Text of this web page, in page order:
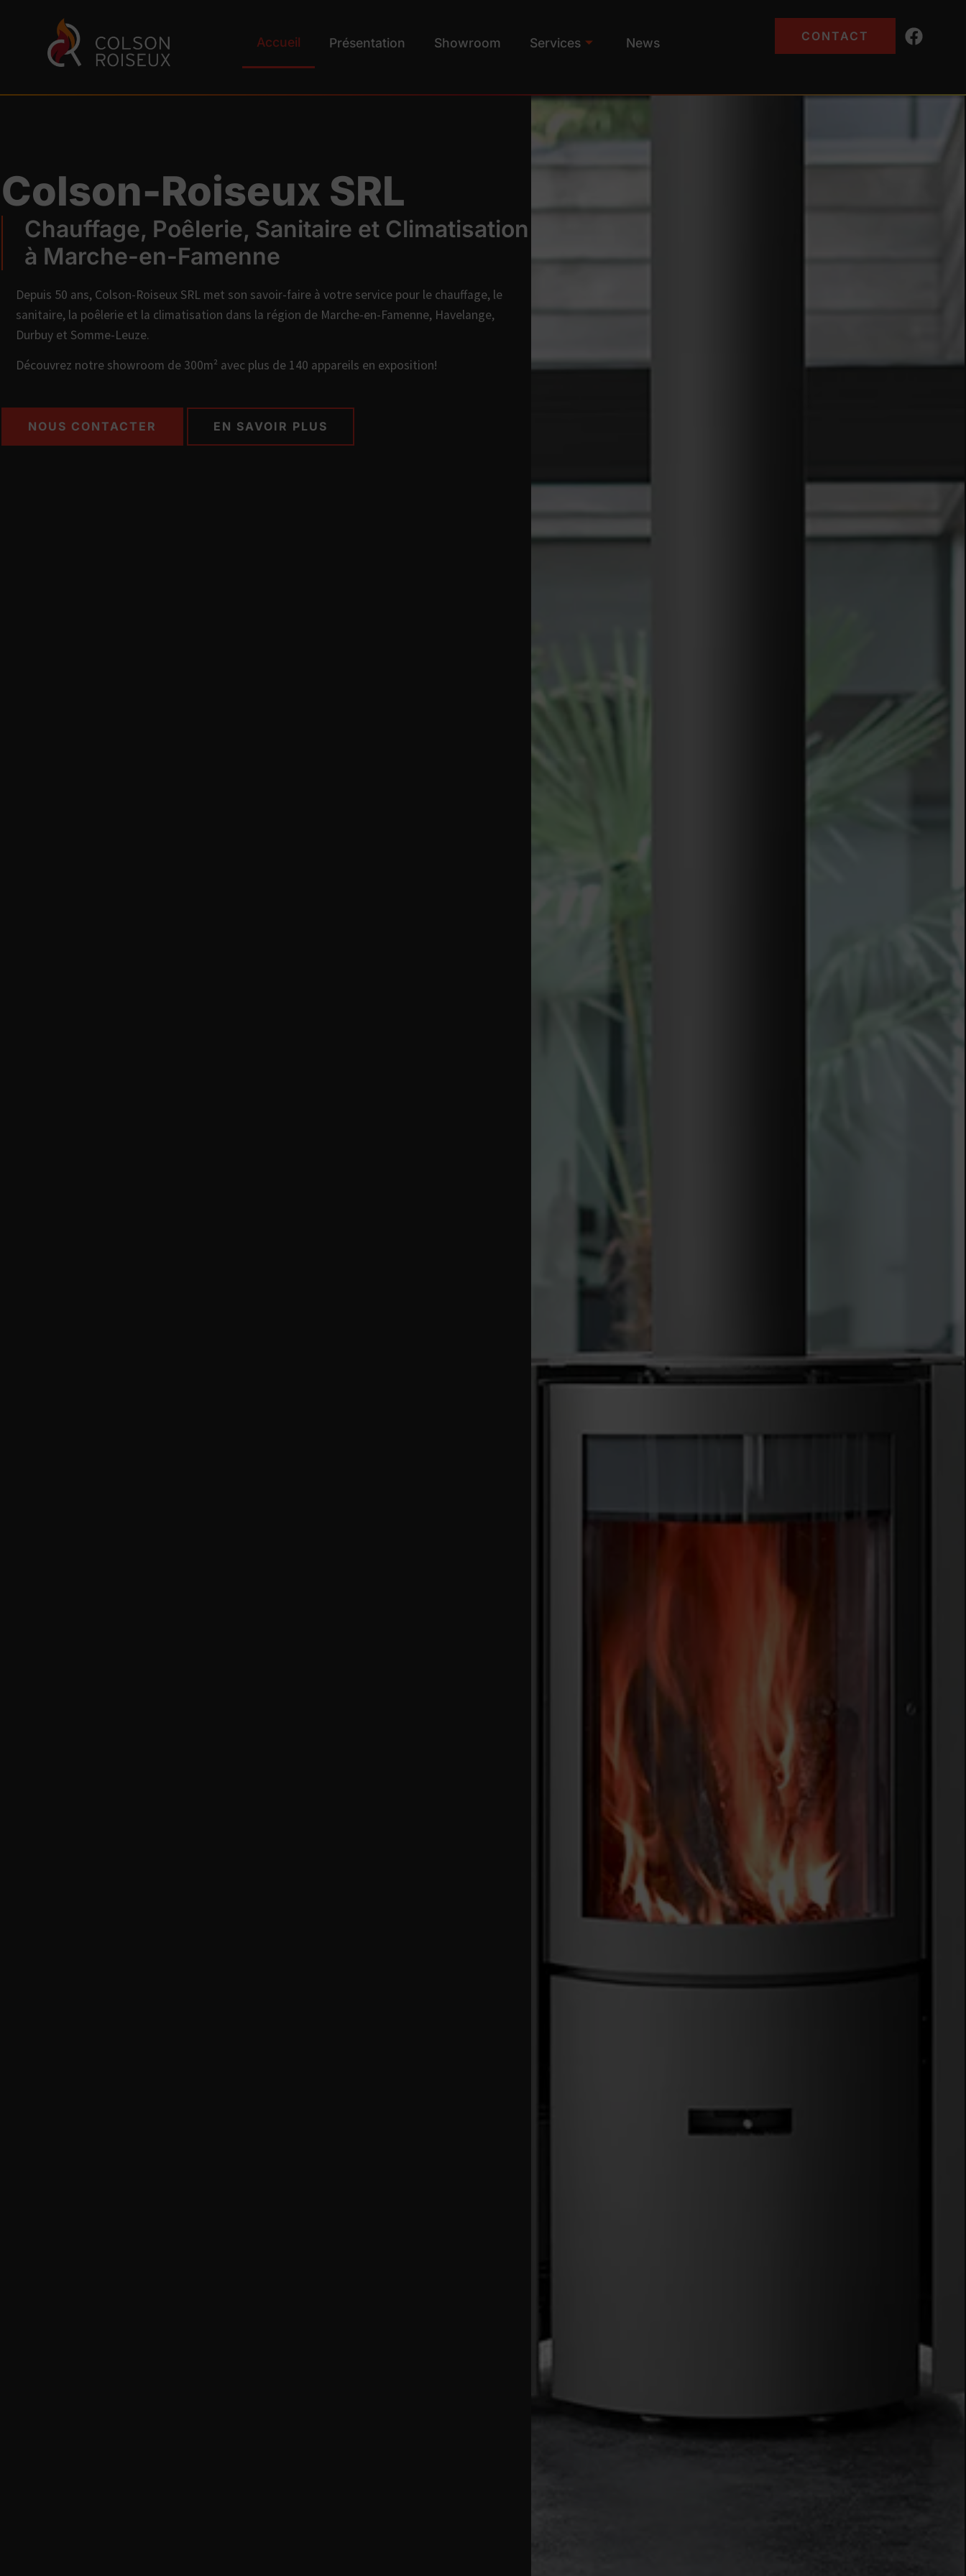
Accueil Présentation Showroom Services News CONTACT
Colson-Roiseux SRL
Chauffage, Poêlerie, Sanitaire et Climatisation
à Marche-en-Famenne
Depuis 50 ans, Colson-Roiseux SRL met son savoir-faire à votre service pour le chauffage, le
sanitaire, la poêlerie et la climatisation dans la région de Marche-en-Famenne, Havelange,
Durbuy et Somme-Leuze.
Découvrez notre showroom de 300m² avec plus de 140 appareils en exposition!
NOUS CONTACTER EN SAVOIR PLUS